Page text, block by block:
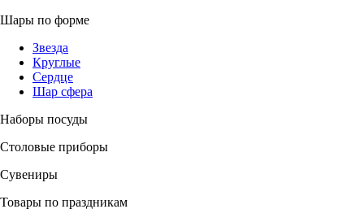
Шары по форме
Звезда
Круглые
Сердце
Шар сфера
Наборы посуды
Столовые приборы
Сувениры
Товары по праздникам